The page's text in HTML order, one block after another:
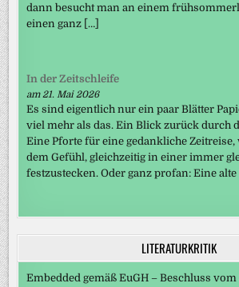
dann besucht man an einem
einen ganz […]
In der Zeitschleife
am 21. Mai 2026
Es sind eigentlich nur ein paar Blätter
viel mehr als das. Ein Blick zurück durch
Eine Pforte für eine gedankliche
dem Gefühl, gleichzeitig in einer immer
festzustecken. Oder ganz profan: Eine
LITERATURKRITIK
Embedded gemäß EuGH – Beschluss vom